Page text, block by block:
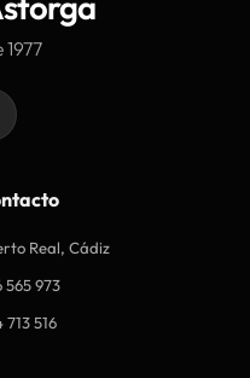
Real, Cádiz
565 973
713 516